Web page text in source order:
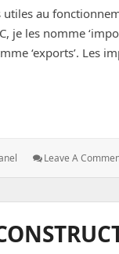
au
je les nomme
‘exports’. Les
System (les
Leave A